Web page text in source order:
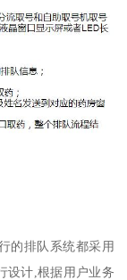
的排队系统都采用
设计,根据用户业务